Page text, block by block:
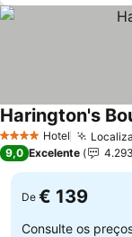
4 EstrelasHotel
Harington's
9,0 Excelente 4.293
De € 139
Consulte os